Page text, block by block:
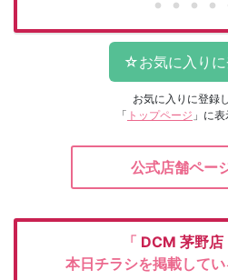
お気に入りに登録
「 トップページ 」に表
公式店舗ペー
「 DCM 茅野店
本日チラシを掲載して